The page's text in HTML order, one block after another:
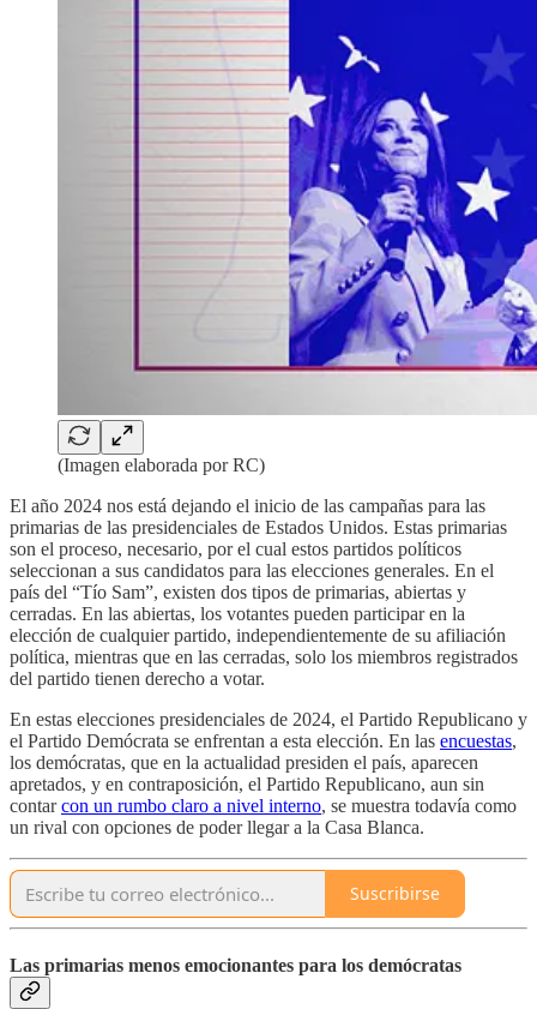
(Imagen elaborada por RC)
El año 2024 nos está dejando el inicio de las campañas para las
primarias de las presidenciales de Estados Unidos. Estas primarias
son el proceso, necesario, por el cual estos partidos políticos
seleccionan a sus candidatos para las elecciones generales. En el
país del “Tío Sam”, existen dos tipos de primarias, abiertas y
cerradas. En las abiertas, los votantes pueden participar en la
elección de cualquier partido, independientemente de su afiliación
política, mientras que en las cerradas, solo los miembros registrados
del partido tienen derecho a votar.
En estas elecciones presidenciales de 2024, el Partido Republicano y
el Partido Demócrata se enfrentan a esta elección. En las encuestas,
los demócratas, que en la actualidad presiden el país, aparecen
apretados, y en contraposición, el Partido Republicano, aun sin
contarcon un rumbo claro a nivel interno, se muestra todavía como
un rival con opciones de poder llegar a la Casa Blanca.
Suscribirse
Las primarias menos emocionantes para los demócratas